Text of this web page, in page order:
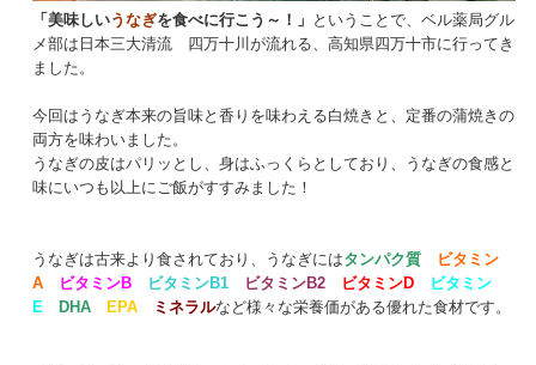
「美味しいうなぎを食べに行こう～！」 ということで、ベル薬局グル
メ部は日本三大清流 四万十川が流れる、高知県四万十市に行ってき
ました。
今回はうなぎ本来の旨味と香りを味わえる白焼きと、定番の蒲焼きの
両方を味わいました。
うなぎの皮はパリッとし、身はふっくらとしており、うなぎの食感と
味にいつも以上にご飯がすすみました！
うなぎは古来より食されており、うなぎにはタンパク質
ビタミン
A
ビタミンB ビタミンB1 ビタミンB2 ビタミンD
ビタミン
E
DHA EPA ミネラルなど様々な栄養価がある優れた食材です。